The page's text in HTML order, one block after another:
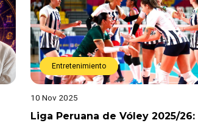
Entretenimiento
10 Nov 2025
Liga Peruana de Vóley 2025/26: